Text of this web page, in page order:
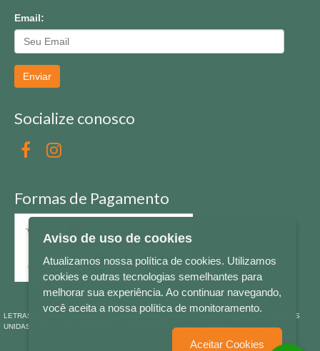
Email:
Enviar
Socialize conosco
Formas de Pagamento
LETRAS & CIA - CNPJ n° 88.587.548/0001-20 - Térreo Bourbon Shopping - AV. NAÇÕES
UNIDAS , 2001 - Lojas 1064/1065 - RIO BRANCO - - NOVO HAMBURGO - RS
Aviso de uso de cookies
Atualizamos nossa política de cookies. Utilizamos
cookies e outras tecnologias semelhantes para
melhorar sua experiência. Ao continuar navegando,
você aceita a nossa política de monitoramento.
Aceitar Cookies